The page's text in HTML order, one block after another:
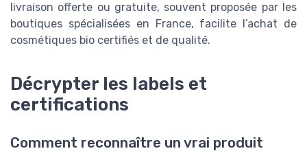
livraison offerte ou gratuite, souvent proposée par les
boutiques spécialisées en France, facilite l’achat de
cosmétiques bio certifiés et de qualité.
Décrypter les labels et
certifications
Comment reconnaître un vrai produit